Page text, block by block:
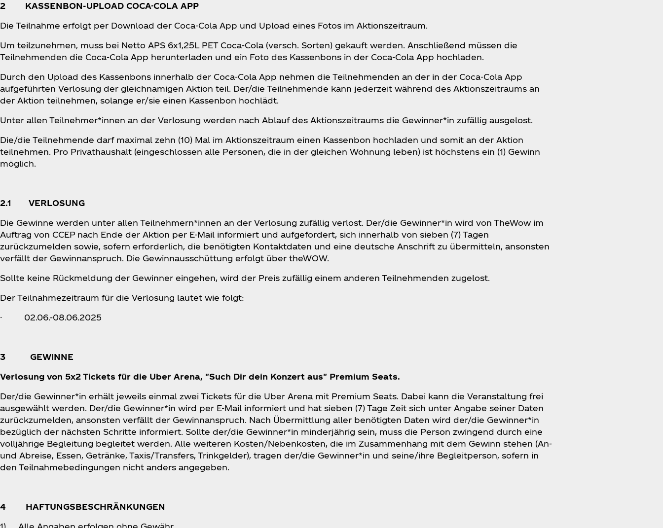
2 KASSENBON-UPLOAD COCA-COLA APP
Die Teilnahme erfolgt per Download der Coca‑Cola App und Upload eines Fotos im Aktionszeitraum.
Um teilzunehmen, muss bei Netto APS 6x1,25L PET Coca‑Cola (versch. Sorten) gekauft werden. Anschließend müssen die
Teilnehmenden die Coca‑Cola App herunterladen und ein Foto des Kassenbons in der Coca‑Cola App hochladen.
Durch den Upload des Kassenbons innerhalb der Coca‑Cola App nehmen die Teilnehmenden an der in der Coca‑Cola App
aufgeführten Verlosung der gleichnamigen Aktion teil. Der/die Teilnehmende kann jederzeit während des Aktionszeitraums an
der Aktion teilnehmen, solange er/sie einen Kassenbon hochlädt.
Unter allen Teilnehmer*innen an der Verlosung werden nach Ablauf des Aktionszeitraums die Gewinner*in zufällig ausgelost.
Die/die Teilnehmende darf maximal zehn (10) Mal im Aktionszeitraum einen Kassenbon hochladen und somit an der Aktion
teilnehmen. Pro Privathaushalt (eingeschlossen alle Personen, die in der gleichen Wohnung leben) ist höchstens ein (1) Gewinn
möglich.
2.1 VERLOSUNG
Die Gewinne werden unter allen Teilnehmern*innen an der Verlosung zufällig verlost. Der/die Gewinner*in wird von TheWow im
Auftrag von CCEP nach Ende der Aktion per E-Mail informiert und aufgefordert, sich innerhalb von sieben (7) Tagen
zurückzumelden sowie, sofern erforderlich, die benötigten Kontaktdaten und eine deutsche Anschrift zu übermitteln, ansonsten
verfällt der Gewinnanspruch. Die Gewinnausschüttung erfolgt über theWOW.
Sollte keine Rückmeldung der Gewinner eingehen, wird der Preis zufällig einem anderen Teilnehmenden zugelost.
Der Teilnahmezeitraum für die Verlosung lautet wie folgt:
· 02.06.-08.06.2025
3 GEWINNE
Verlosung von 5x2 Tickets für die Uber Arena, "Such Dir dein Konzert aus" Premium Seats.
Der/die Gewinner*in erhält jeweils einmal zwei Tickets für die Uber Arena mit Premium Seats. Dabei kann die Veranstaltung frei
ausgewählt werden. Der/die Gewinner*in wird per E-Mail informiert und hat sieben (7) Tage Zeit sich unter Angabe seiner Daten
zurückzumelden, ansonsten verfällt der Gewinnanspruch. Nach Übermittlung aller benötigten Daten wird der/die Gewinner*in
bezüglich der nächsten Schritte informiert. Sollte der/die Gewinner*in minderjährig sein, muss die Person zwingend durch eine
volljährige Begleitung begleitet werden. Alle weiteren Kosten/Nebenkosten, die im Zusammenhang mit dem Gewinn stehen (An-
und Abreise, Essen, Getränke, Taxis/Transfers, Trinkgelder), tragen der/die Gewinner*in und seine/ihre Begleitperson, sofern in
den Teilnahmebedingungen nicht anders angegeben.
4 HAFTUNGSBESCHRÄNKUNGEN